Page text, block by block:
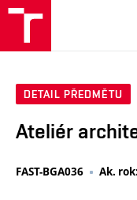
DETAIL PŘEDMĚTU
Ateliér
FAST-BGA036 Ak.